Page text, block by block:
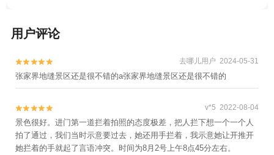
用户评论

 去哪儿用户 2024-05-31
张家界地缝景区还是很不错的a张家界地缝景区还是很不错的

 v*5 2022-08-04
景色很好。进门第一道拦着拍照的态度极差，把人拦下想一个一个人
拍了通过，我们当时示意要过去，她还用手拦着，我示意她让开推开
她拦着的手就起了言语冲突。时间为8月2号上午8点45分左右。